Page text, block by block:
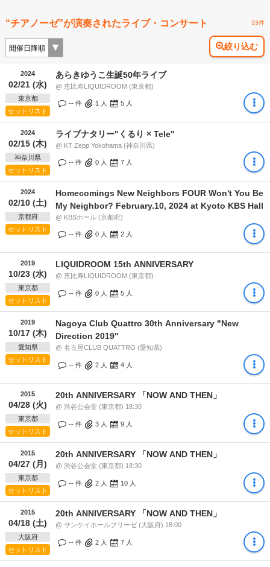
“チアノーゼ”が演奏されたライブ・コンサート 33件
絞り込む
2024
02/21 (水)
東京都
セットリスト
あらきゆうこ生誕50年ライブ
@ 恵比寿LIQUIDROOM (東京都)
-- 件 1 人 5 人
2024
02/15 (木)
神奈川県
セットリスト
ライブナタリー"くるり × Tele"
@ KT Zepp Yokohama (神奈川県)
-- 件 0 人 7 人
2024
02/10 (土)
京都府
セットリスト
Homecomings New Neighbors FOUR Won't You Be
My Neighbor? February.10, 2024 at Kyoto KBS Hall
@ KBSホール (京都府)
-- 件 0 人 2 人
2019
10/23 (水)
東京都
セットリスト
LIQUIDROOM 15th ANNIVERSARY
@ 恵比寿LIQUIDROOM (東京都)
-- 件 0 人 5 人
2019
10/17 (木)
愛知県
セットリスト
Nagoya Club Quattro 30th Anniversary "New
Direction 2019"
@ 名古屋CLUB QUATTRO (愛知県)
-- 件 2 人 4 人
2015
04/28 (火)
東京都
セットリスト
20th ANNIVERSARY 「NOW AND THEN」
@ 渋谷公会堂 (東京都) 18:30
-- 件 3 人 9 人
2015
04/27 (月)
東京都
セットリスト
20th ANNIVERSARY 「NOW AND THEN」
@ 渋谷公会堂 (東京都) 18:30
-- 件 2 人 10 人
2015
04/18 (土)
大阪府
セットリスト
20th ANNIVERSARY 「NOW AND THEN」
@ サンケイホールブリーゼ (大阪府) 18:00
-- 件 2 人 7 人